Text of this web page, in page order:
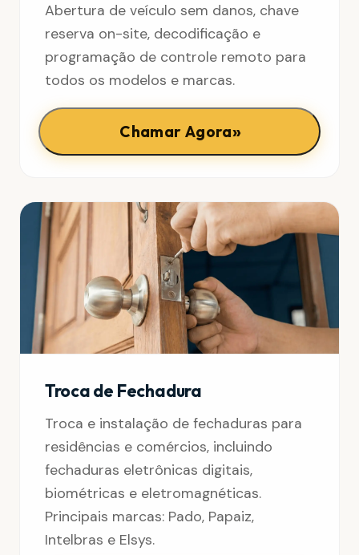
Abertura de veículo sem danos, chave
reserva on-site, decodificação e
programação de controle remoto para
todos os modelos e marcas.
Chamar Agora»
Troca de Fechadura
Troca e instalação de fechaduras para
residências e comércios, incluindo
fechaduras eletrônicas digitais,
biométricas e eletromagnéticas.
Principais marcas: Pado, Papaiz,
Intelbras e Elsys.